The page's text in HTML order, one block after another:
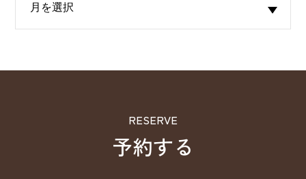
RESERVE
予約する